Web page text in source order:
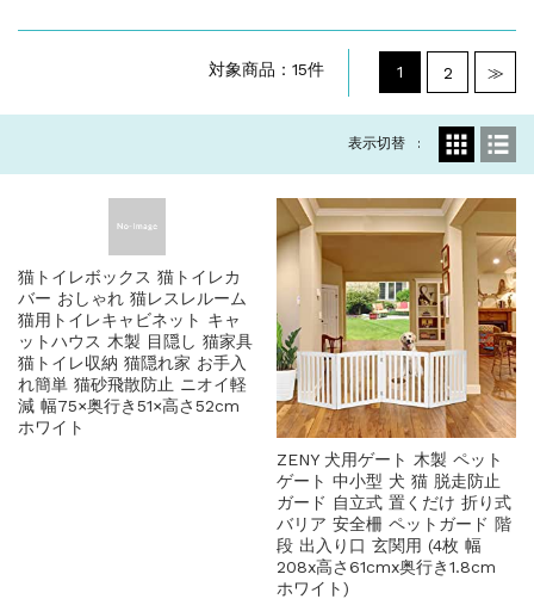
お知らせ
2021.12.7
「auＰＡＹマーケット」での販売を開始し...
ひょっこり逃げてしまった猫ちゃんの保護、...
背もたれ付きのカウンターチェアー。飲んで...
2022.2.16
～新生活の家具、自分らしく～...
お知らせ
2021.12.7
「auＰＡＹマーケット」での販売を開始し...
1 2 ≫
対象商品：15件
表示切替
猫トイレボックス 猫トイレカ
バー おしゃれ 猫レスレルーム
猫用トイレキャビネット キャ
ットハウス 木製 目隠し 猫家具
猫トイレ収納 猫隠れ家 お手入
れ簡単 猫砂飛散防止 ニオイ軽
減 幅75×奥行き51×高さ52cm
ホワイト
ZENY 犬用ゲート 木製 ペット
ゲート 中小型 犬 猫 脱走防止
ガード 自立式 置くだけ 折り式
バリア 安全柵 ペットガード 階
段 出入り口 玄関用 (4枚 幅
208x高さ61cmx奥行き1.8cm
ホワイト)